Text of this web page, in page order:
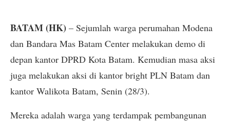
BATAM (HK) – Sejumlah warga perumahan Modena
dan Bandara Mas Batam Center melakukan demo di
depan kantor DPRD Kota Batam. Kemudian masa aksi
juga melakukan aksi di kantor bright PLN Batam dan
kantor Walikota Batam, Senin (28/3).
Mereka adalah warga yang terdampak pembangunan